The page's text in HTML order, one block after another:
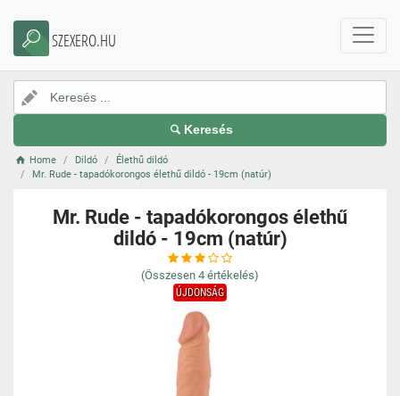
SZEXERO.HU
Keresés
Home Dildó
Élethű dildó
Mr. Rude - tapadókorongos élethű dildó - 19cm (natúr)
Mr. Rude - tapadókorongos élethű
dildó - 19cm (natúr)
(Összesen 4 értékelés)
ÚJDONSÁG